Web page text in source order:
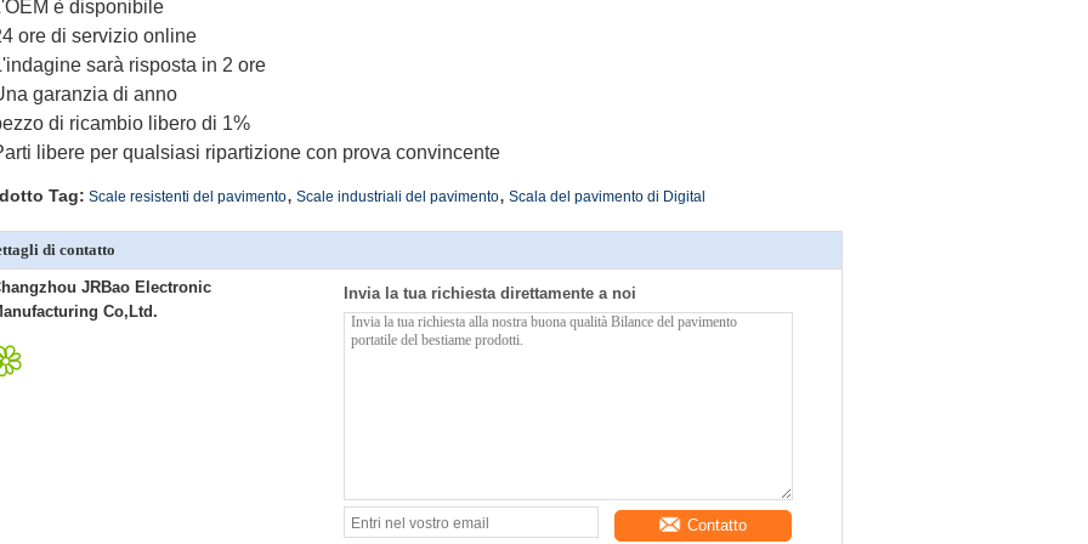
è disponibile
ore di servizio online
sarà risposta in 2 ore
garanzia di anno
di ricambio libero di 1%
libere per qualsiasi ripartizione con prova convincente
Tag: Scale resistenti del pavimento, Scale industriali del pavimento, Scala del pavimento di Digital
di contatto
JRBao Electronic
Co,Ltd.
Invia la tua richiesta direttamente a noi
Contatto